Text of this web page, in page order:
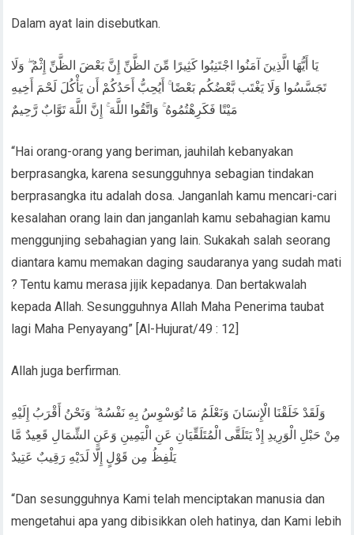
Dalam ayat lain disebutkan.
يَا أَيُّهَا الَّذِينَ آمَنُوا اجْتَنِبُوا كَثِيرًا مِّنَ الظَّنِّ إِنَّ بَعْضَ الظَّنِّ إِثْمٌ ۖ وَلَا
تَجَسَّسُوا وَلَا يَغْتَب بَّعْضُكُم بَعْضًا ۚ أَيُحِبُّ أَحَدُكُمْ أَن يَأْكُلَ لَحْمَ أَخِيهِ
مَيْتًا فَكَرِهْتُمُوهُ ۚ وَاتَّقُوا اللَّهَ ۚ إِنَّ اللَّهَ تَوَّابٌ رَّحِيمٌ
“Hai orang-orang yang beriman, jauhilah kebanyakan
berprasangka, karena sesungguhnya sebagian tindakan
berprasangka itu adalah dosa. Janganlah kamu mencari-cari
kesalahan orang lain dan janganlah kamu sebahagian kamu
menggunjing sebahagian yang lain. Sukakah salah seorang
diantara kamu memakan daging saudaranya yang sudah mati
? Tentu kamu merasa jijik kepadanya. Dan bertakwalah
kepada Allah. Sesungguhnya Allah Maha Penerima taubat
lagi Maha Penyayang” [Al-Hujurat/49 : 12]
Allah juga berfirman.
وَلَقَدْ خَلَقْنَا الْإِنسَانَ وَنَعْلَمُ مَا تُوَسْوِسُ بِهِ نَفْسُهُ ۖ وَنَحْنُ أَقْرَبُ إِلَيْهِ
مِنْ حَبْلِ الْوَرِيدِ إِذْ يَتَلَقَّى الْمُتَلَقِّيَانِ عَنِ الْيَمِينِ وَعَنِ الشِّمَالِ قَعِيدٌ مَّا
يَلْفِظُ مِن قَوْلٍ إِلَّا لَدَيْهِ رَقِيبٌ عَتِيدٌ
“Dan sesungguhnya Kami telah menciptakan manusia dan
mengetahui apa yang dibisikkan oleh hatinya, dan Kami lebih